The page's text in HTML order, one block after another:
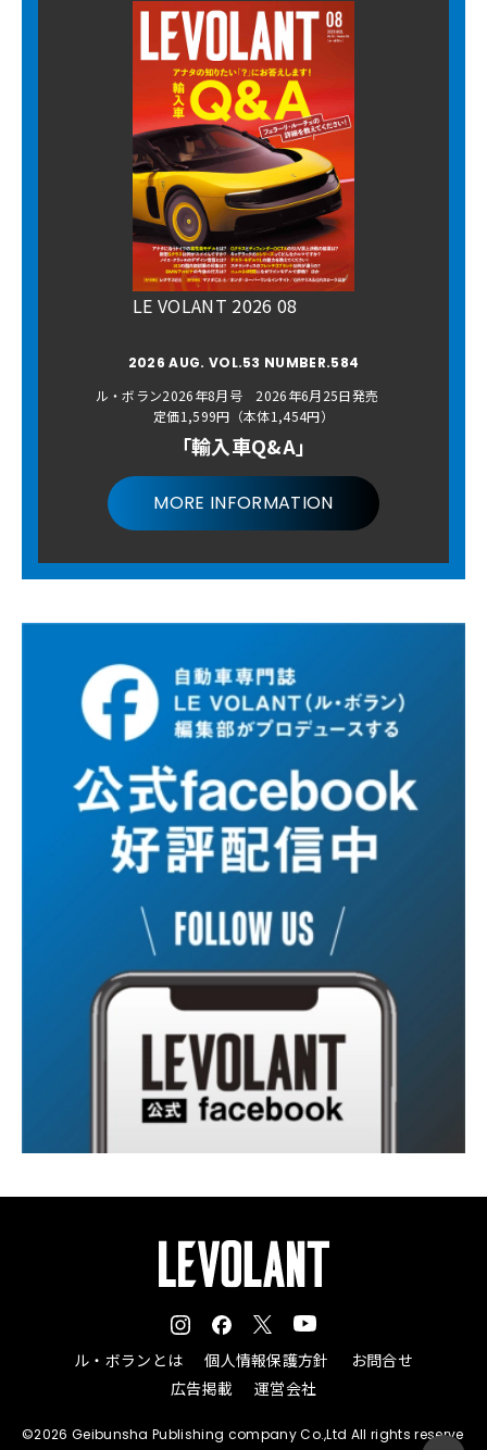
LE VOLANT 2026 08
2026 AUG. VOL.53 NUMBER.584
ル・ボラン2026年8月号 2026年6月25日発売
定価1,599円（本体1,454円）
「輸入車Q&A」
MORE INFORMATION
ル・ボランとは 個人情報保護方針
お問合せ
広告掲載
運営会社
©2026 Geibunsha Publishing company Co.,Ltd All rights reserve